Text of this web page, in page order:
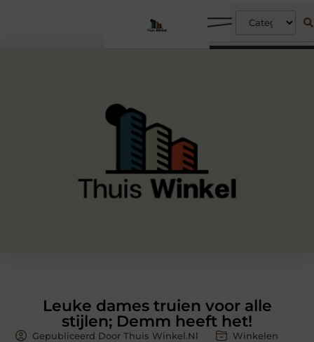
Leuke dames truien voor alle
stijlen; Demm heeft het!
Gepubliceerd Door Thuis Winkel.nl Winkelen